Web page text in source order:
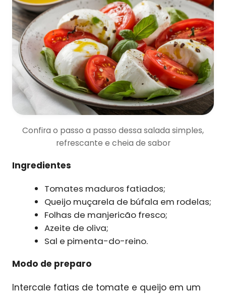
Confira o passo a passo dessa salada simples,
refrescante e cheia de sabor
Ingredientes
Tomates maduros fatiados;
Queijo muçarela de búfala em rodelas;
Folhas de manjericão fresco;
Azeite de oliva;
Sal e pimenta-do-reino.
Modo de preparo
Intercale fatias de tomate e queijo em um